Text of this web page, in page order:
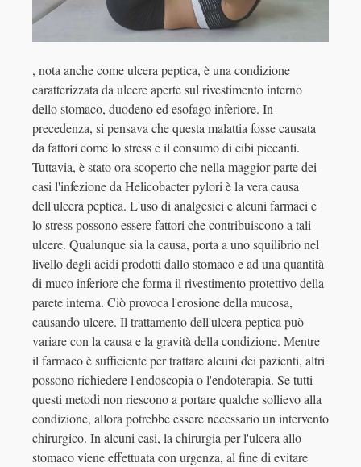
, nota anche come ulcera peptica, è una condizione
caratterizzata da ulcere aperte sul rivestimento interno
dello stomaco, duodeno ed esofago inferiore. In
precedenza, si pensava che questa malattia fosse causata
da fattori come lo stress e il consumo di cibi piccanti.
Tuttavia, è stato ora scoperto che nella maggior parte dei
casi l'infezione da Helicobacter pylori è la vera causa
dell'ulcera peptica. L'uso di analgesici e alcuni farmaci e
lo stress possono essere fattori che contribuiscono a tali
ulcere. Qualunque sia la causa, porta a uno squilibrio nel
livello degli acidi prodotti dallo stomaco e ad una quantità
di muco inferiore che forma il rivestimento protettivo della
parete interna. Ciò provoca l'erosione della mucosa,
causando ulcere. Il trattamento dell'ulcera peptica può
variare con la causa e la gravità della condizione. Mentre
il farmaco è sufficiente per trattare alcuni dei pazienti, altri
possono richiedere l'endoscopia o l'endoterapia. Se tutti
questi metodi non riescono a portare qualche sollievo alla
condizione, allora potrebbe essere necessario un intervento
chirurgico. In alcuni casi, la chirurgia per l'ulcera allo
stomaco viene effettuata con urgenza, al fine di evitare